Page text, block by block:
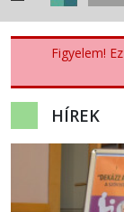
Figyelem!
HÍREK